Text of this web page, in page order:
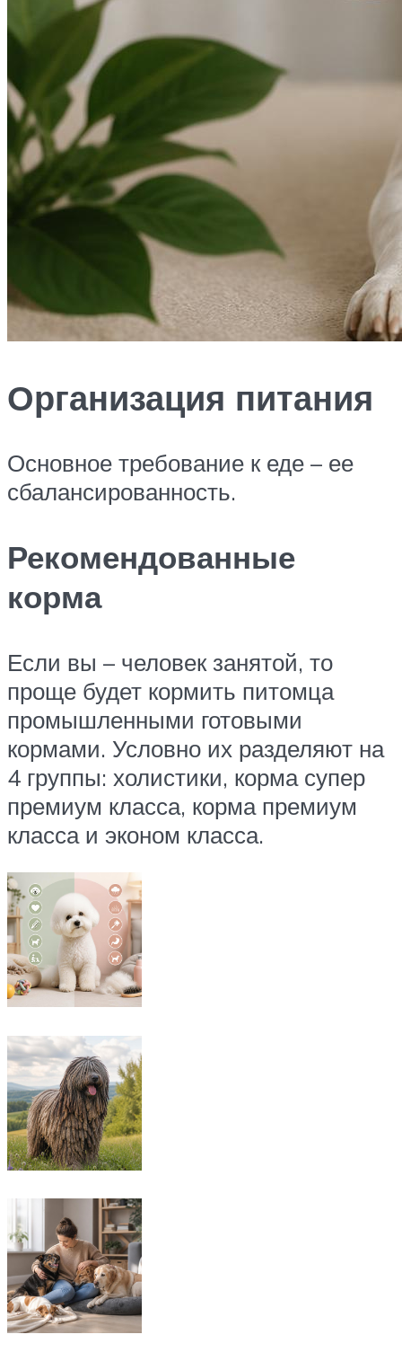
Организация питания
Основное требование к еде – ее
сбалансированность.
Рекомендованные
корма
Если вы – человек занятой, то
проще будет кормить питомца
промышленными готовыми
кормами. Условно их разделяют на
4 группы: холистики, корма супер
премиум класса, корма премиум
класса и эконом класса.